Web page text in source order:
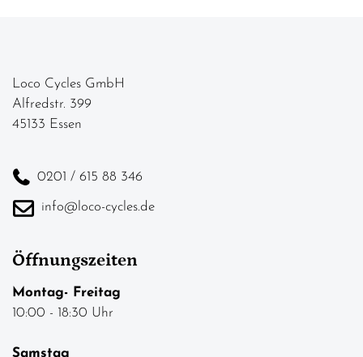
Loco Cycles GmbH
Alfredstr. 399
45133 Essen
0201 / 615 88 346
info@loco-cycles.de
Öffnungszeiten
Montag- Freitag
10:00 - 18:30 Uhr
Samstag